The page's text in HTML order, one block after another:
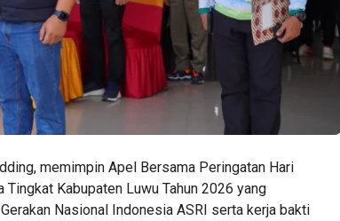
memimpin Apel Bersama Peringatan Hari
Tingkat Kabupaten Luwu Tahun 2026 yang
Nasional Indonesia ASRI serta kerja bakti